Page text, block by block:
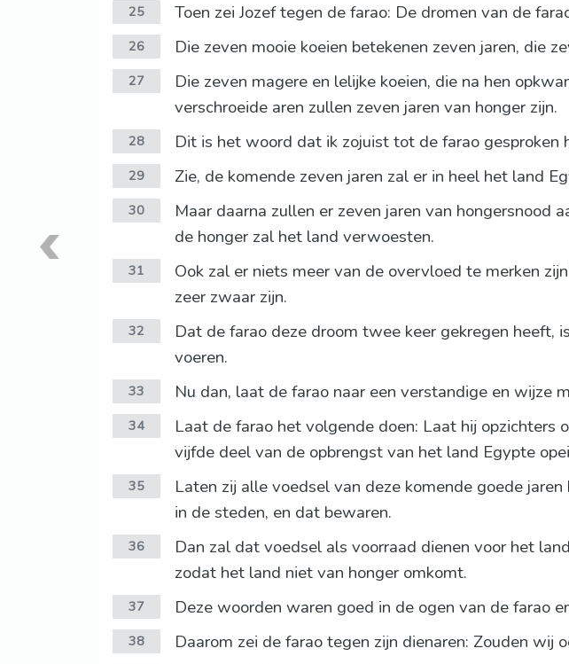
25 Toen zei Jozef tegen de farao: De dromen van de
26 Die zeven mooie koeien betekenen zeven jaren, die
27
Die zeven magere en lelijke koeien, die na hen
verschroeide aren zullen zeven jaren van honger zijn.
28 Dit is het woord dat ik zojuist tot de farao
29 Zie, de komende zeven jaren zal er in heel het land
30
Maar daarna zullen er zeven jaren van hongersnood
de honger zal het land verwoesten.
31
Ook zal er niets meer van de overvloed te merken
zeer zwaar zijn.
32
Dat de farao deze droom twee keer gekregen
voeren.
33 Nu dan, laat de farao naar een verstandige en wijze
34
Laat de farao het volgende doen: Laat hij
vijfde deel van de opbrengst van het land Egypte
35
Laten zij alle voedsel van deze komende goede
in de steden, en dat bewaren.
36
Dan zal dat voedsel als voorraad dienen voor het
zodat het land niet van honger omkomt.
37 Deze woorden waren goed in de ogen van de farao
38 Daarom zei de farao tegen zijn dienaren: Zouden wij